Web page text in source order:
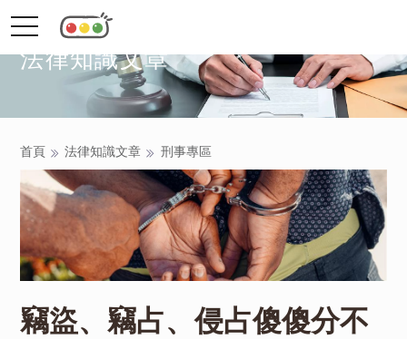
toggle
法律知識文章
首頁 法律知識文章 刑事專區
竊盜、竊占、侵占傻傻分不